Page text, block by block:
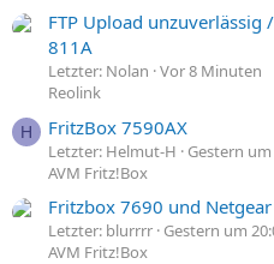
FTP Upload unzuverlässig
811A
Letzter: Nolan Vor 8 Minuten
Reolink
H FritzBox 7590AX
Letzter: Helmut-H
Gestern um
AVM Fritz!Box
Fritzbox 7690 und
Letzter: blurrrr Gestern um
AVM Fritz!Box